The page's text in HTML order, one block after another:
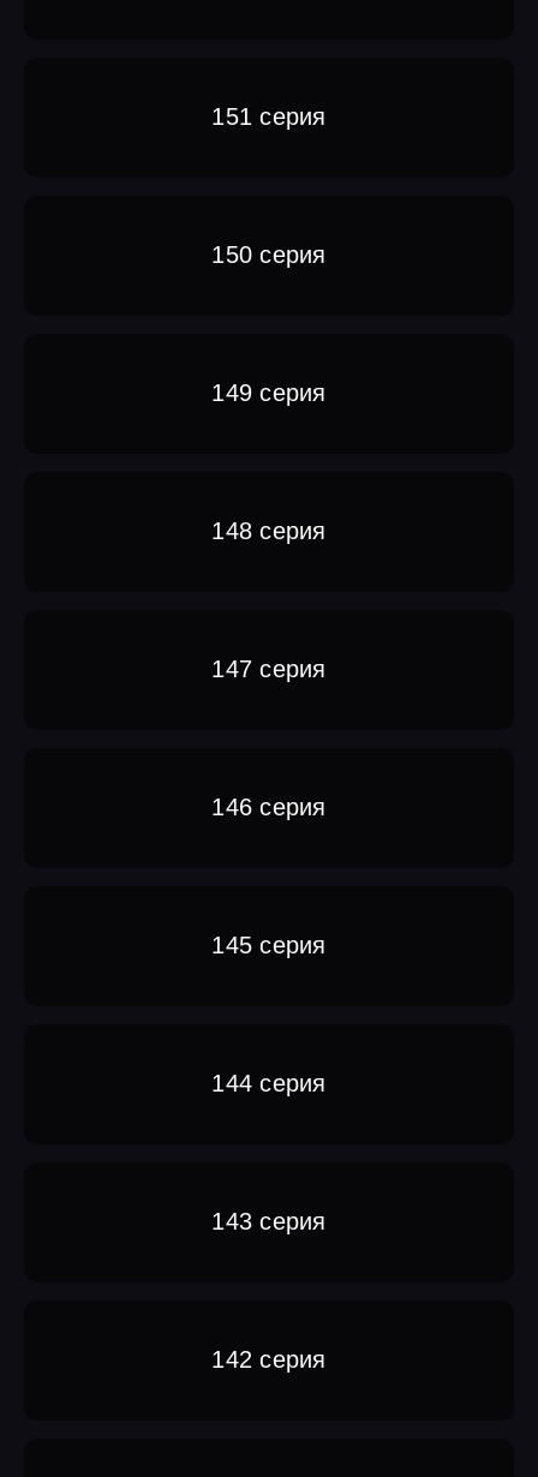
151 серия
150 серия
149 серия
148 серия
147 серия
146 серия
145 серия
144 серия
143 серия
142 серия